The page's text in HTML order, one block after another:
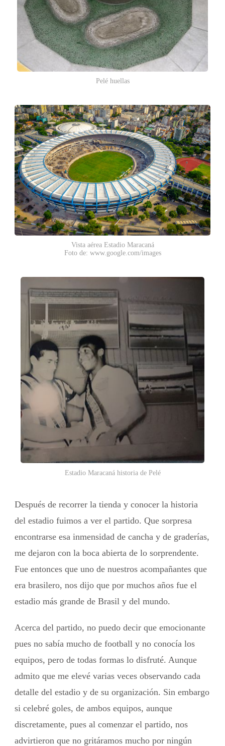
Pelé huellas
Vista aérea Estadio Maracaná
Foto de: www.google.com/images
Estadio Maracaná historia de Pelé
Después de recorrer la tienda y conocer la historia
del estadio fuimos a ver el partido. Que sorpresa
encontrarse esa inmensidad de cancha y de graderías,
me dejaron con la boca abierta de lo sorprendente.
Fue entonces que uno de nuestros acompañantes que
era brasilero, nos dijo que por muchos años fue el
estadio más grande de Brasil y del mundo.
Acerca del partido, no puedo decir que emocionante
pues no sabía mucho de football y no conocía los
equipos, pero de todas formas lo disfruté. Aunque
admito que me elevé varias veces observando cada
detalle del estadio y de su organización. Sin embargo
si celebré goles, de ambos equipos, aunque
discretamente, pues al comenzar el partido, nos
advirtieron que no gritáramos mucho por ningún